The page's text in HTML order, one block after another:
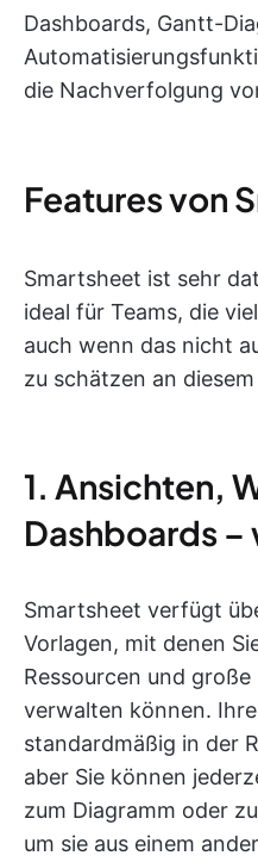
Dashboards, Gantt-
die Nachverfolgung
Features von
Smartsheet ist sehr
ideal für Teams, die
auch wenn das nicht
zu schätzen an
1. Ansichten,
Dashboards –
Smartsheet verfügt
Vorlagen, mit denen
Ressourcen und
verwalten können.
standardmäßig in der
aber Sie können
zum Diagramm oder
um sie aus einem